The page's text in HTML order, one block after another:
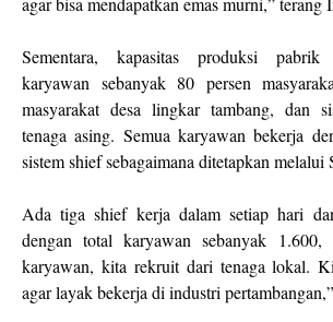
Sementara, kapasitas produksi pabrik
karyawan sebanyak 80 persen
masyarakat desa lingkar tambang, dan
tenaga asing. Semua karyawan bekerja
sistem shief sebagaimana ditetapkan melalui
Ada tiga shief kerja dalam setiap hari
dengan total karyawan sebanyak 1.600,
karyawan, kita rekruit dari tenaga lokal.
agar layak bekerja di industri